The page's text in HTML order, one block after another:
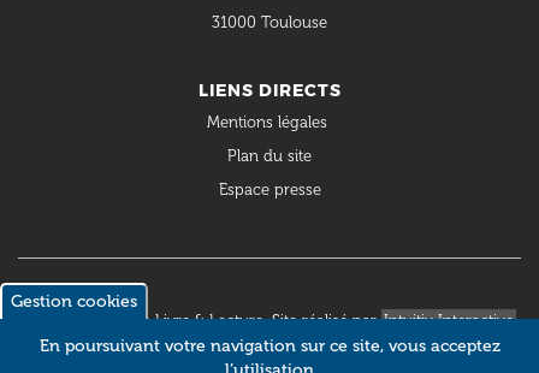
31000 Toulouse
LIENS DIRECTS
Mentions légales
Plan du site
Espace presse
© 2018 Occitanie Livre & Lecture. Site réalisé parIntuitiv Interactive
Gestion cookies
En poursuivant votre navigation sur ce site, vous acceptez